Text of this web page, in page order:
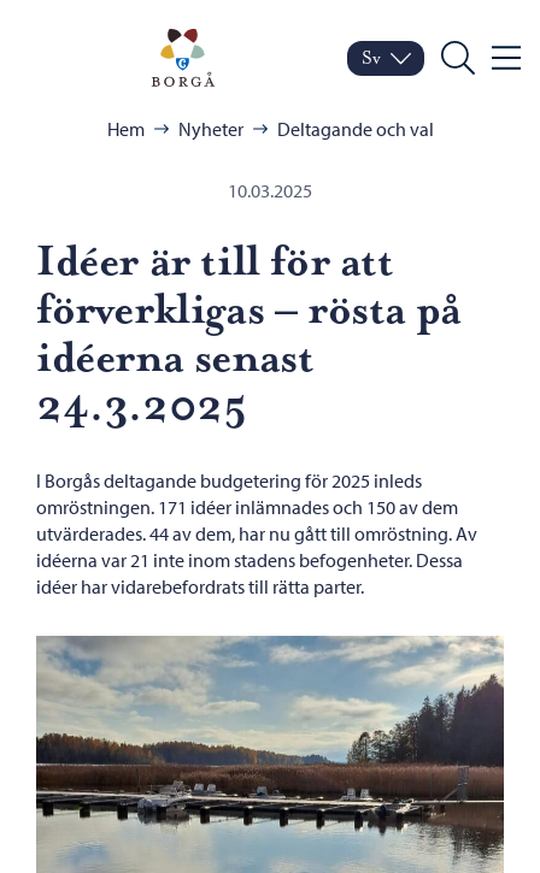
Porvoo – Gå till
Byt språk
Nuvarande språk:
Sv
Sök Meny
Hem Nyheter Deltagande och val
10.03.2025
Idéer är till för att
förverkligas – rösta på
idéerna senast
24.3.2025
I Borgås deltagande budgetering för 2025 inleds
omröstningen. 171 idéer inlämnades och 150 av dem
utvärderades. 44 av dem, har nu gått till omröstning. Av
idéerna var 21 inte inom stadens befogenheter. Dessa
idéer har vidarebefordrats till rätta parter.